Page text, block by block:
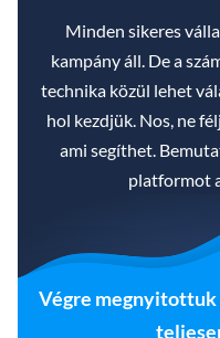
Minden sikeres
kampány áll. De a
technika közül lehet
hol kezdjük. Nos, ne
ami segíthet.
platformot
Végre